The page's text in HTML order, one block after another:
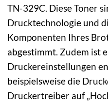
TN-329C. Diese Toner
Drucktechnologie und
Komponenten Ihres
abgestimmt. Zudem ist
Druckereinstellungen
beispielsweise die
Druckertreiber auf